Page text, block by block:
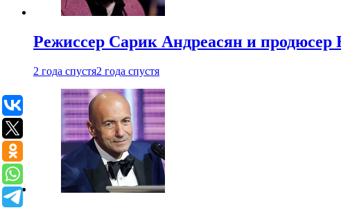
Режиссер Сарик Андреасян и продюсер
2 года спустя2 года спустя